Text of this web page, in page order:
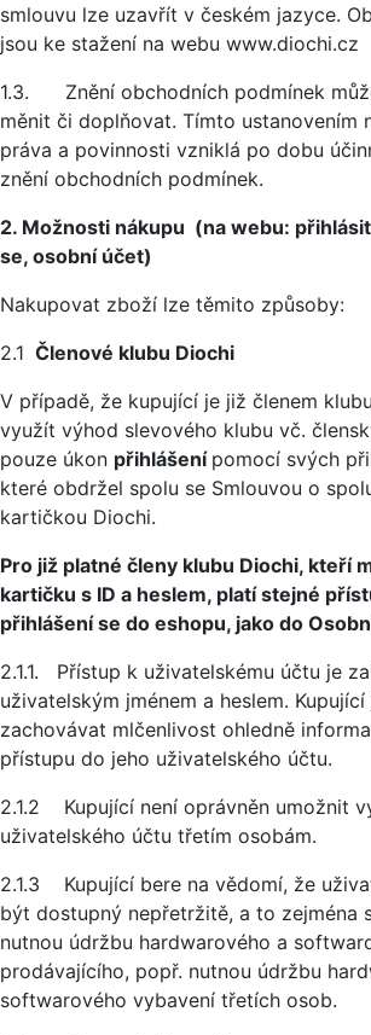
smlouvu lze uzavřít v českém jazyce.
jsou ke stažení na webu www.diochi.cz
1.3. Znění obchodních podmínek
měnit či doplňovat. Tímto ustanovením
práva a povinnosti vzniklá po dobu
znění obchodních podmínek.
2. Možnosti nákupu (na webu:
se, osobní účet)
Nakupovat zboží lze těmito způsoby:
2.1 Členové klubu Diochi
V případě, že kupující je již členem
využít výhod slevového klubu vč.
pouze úkon přihlášení pomocí svých
které obdržel spolu se Smlouvou o
kartičkou Diochi.
Pro již platné členy klubu Diochi, kteří
kartičku s ID a heslem, platí stejné
přihlášení se do eshopu, jako do
2.1.1. Přístup k uživatelskému účtu je
uživatelským jménem a heslem.
zachovávat mlčenlivost ohledně
přístupu do jeho uživatelského účtu.
2.1.2 Kupující není oprávněn umožnit
uživatelského účtu třetím osobám.
2.1.3 Kupující bere na vědomí, že
být dostupný nepřetržitě, a to zejména
nutnou údržbu hardwarového a
prodávajícího, popř. nutnou údržbu
softwarového vybavení třetích osob.